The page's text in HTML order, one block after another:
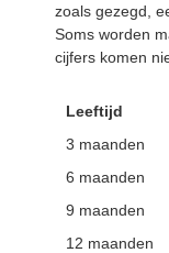
zoals gezegd,
Soms worden
cijfers komen
Leeftijd
3 maanden
6 maanden
9 maanden
12 maanden